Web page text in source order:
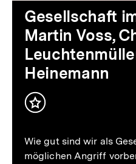
Audio
Dauer
40
Min.
Gesellschaft
Martin Voss,
Heinemann
Inhalt
Wie gut sind wir als
möglichen Angriff